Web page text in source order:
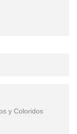
y Coloridos